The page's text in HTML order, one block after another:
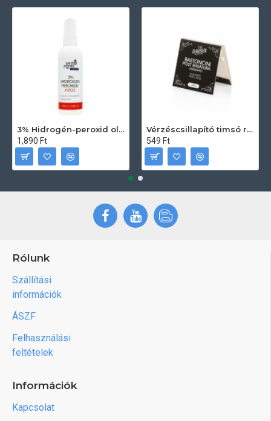
3% Hidrogén-peroxid oldat (sebfertőtlenítő) 100ml
1,890 Ft
Vérzéscsillapító timsó rúd 20db
549 Ft
Rólunk
Szállítási
információk
ÁSZF
Felhasználási
feltételek
Információk
Kapcsolat